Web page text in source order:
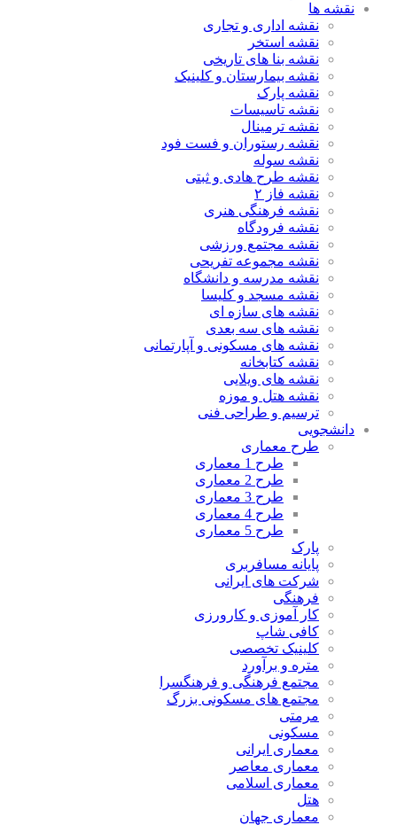
نقشه ها
نقشه اداری و تجاری
نقشه استخر
نقشه بنا های تاریخی
نقشه بیمارستان و کلینیک
نقشه پارک
نقشه تاسیسات
نقشه ترمینال
نقشه رستوران و فست فود
نقشه سوله
نقشه طرح هادی و ثبتی
نقشه فاز ۲
نقشه فرهنگی هنری
نقشه فرودگاه
نقشه مجتمع ورزشی
نقشه مجموعه تفریحی
نقشه مدرسه و دانشگاه
نقشه مسجد و کلیسا
نقشه های سازه ای
نقشه های سه بعدی
نقشه های مسکونی و آپارتمانی
نقشه کتابخانه
نقشه های ویلایی
نقشه هتل و موزه
ترسیم و طراحی فنی
دانشجویی
طرح معماری
طرح 1 معماری
طرح 2 معماری
طرح 3 معماری
طرح 4 معماری
طرح 5 معماری
پارک
پایانه مسافربری
شرکت های ایرانی
فرهنگی
کار آموزی و کارورزی
کافی شاپ
کلینیک تخصصی
متره و برآورد
مجتمع فرهنگی و فرهنگسرا
مجتمع های مسکونی بزرگ
مرمتی
مسکونی
معماری ایرانی
معماری معاصر
معماری اسلامی
هتل
معماری جهان